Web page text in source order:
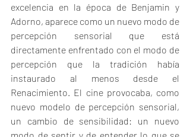
excelencia en la época de Benjamin y
Adorno, aparece como un nuevo modo de
percepción sensorial que está
directamente enfrentado con el modo de
percepción que la tradición había
instaurado al menos desde el
Renacimiento. El cine provocaba, como
nuevo modelo de percepción sensorial,
un cambio de sensibilidad: un nuevo